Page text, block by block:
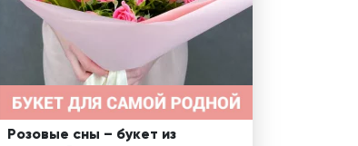
Розовые сны – букет из